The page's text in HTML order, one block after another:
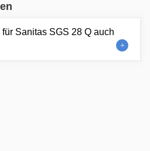
Sanitas SGS 28 Q auch